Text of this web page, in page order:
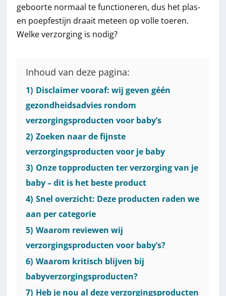
geboorte normaal te functioneren, dus het plas-
en poepfestijn draait meteen op volle toeren.
Welke verzorging is nodig?
Inhoud van deze pagina:
1) Disclaimer vooraf: wij geven géén
gezondheidsadvies rondom
verzorgingsproducten voor baby’s
2) Zoeken naar de fijnste
verzorgingsproducten voor je baby
3) Onze topproducten ter verzorging van je
baby – dit is het beste product
4) Snel overzicht: Deze producten raden we
aan per categorie
5) Waarom reviewen wij
verzorgingsproducten voor baby’s?
6) Waarom kritisch blijven bij
babyverzorgingsproducten?
7) Heb je nou al deze verzorgingsproducten